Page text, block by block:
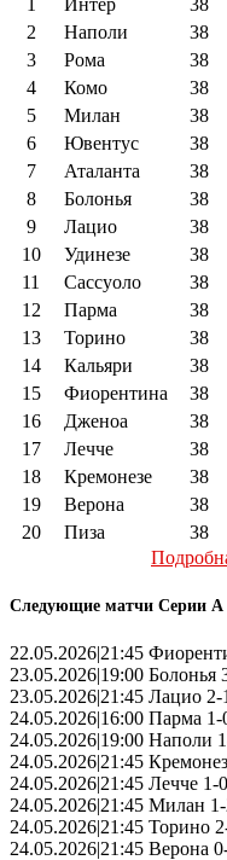
Интер 38
2
Наполи 38
3
Рома 38
4
Комо 38
5
Милан 38
6
Ювентус 38
7
Аталанта 38
8
Болонья 38
9
Лацио 38
10
Удинезе 38
11
Сассуоло 38
12
Парма 38
13
Торино 38
14
Кальяри 38
15
Фиорентина 38
16
Дженоа 38
17
Лечче 38
18
Кремонезе 38
19
Верона 38
20
Пиза 38
Следующие матчи Серии
22.05.2026|21:45
23.05.2026|19:00 Болонья
23.05.2026|21:45 Лацио 2-
24.05.2026|16:00 Парма 1-
24.05.2026|19:00 Наполи
24.05.2026|21:45
24.05.2026|21:45 Лечче
24.05.2026|21:45 Милан
24.05.2026|21:45 Торино
24.05.2026|21:45 Верона